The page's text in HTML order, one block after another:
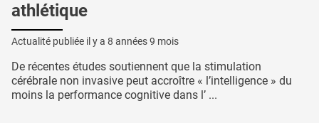
athlétique
Actualité publiée il y a 8 années 9 mois
De récentes études soutiennent que la stimulation
cérébrale non invasive peut accroître « l’intelligence » du
moins la performance cognitive dans l’ ...